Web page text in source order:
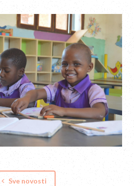
keyboard_arrow_left Sve novosti